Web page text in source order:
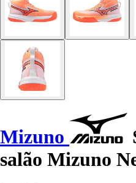
Mizuno
salão Mizuno